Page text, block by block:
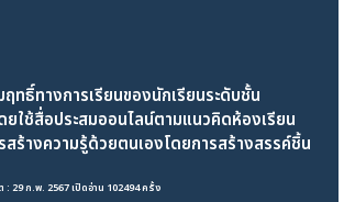
ธิ์ทางการเรียนของนักเรียนระดับชั้น
ใช้สื่อประสมออนไลน์ตามแนวคิดห้องเรียน
ร้างความรู้ด้วยตนเองโดยการสร้างสรรค์ชิ้น
29 ก.พ. 2567 เปิดอ่าน 102494 ครั้ง